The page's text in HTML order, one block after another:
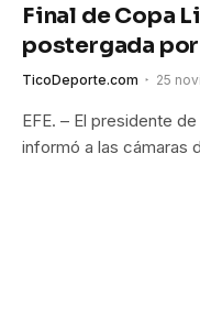
Final de Copa
postergada
TicoDeporte.com 25
EFE. – El presidente
informó a las cámaras